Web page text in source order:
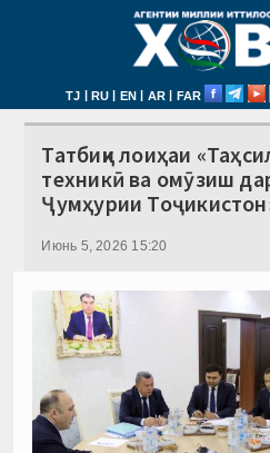
TJ | RU | EN | AR | FAR
Татбиқи лоиҳаи
техникӣ ва омӯзиш
Ҷумҳурии
Июнь 5, 2026 15:20